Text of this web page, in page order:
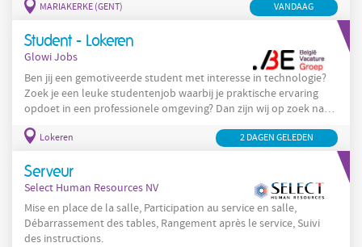
voornaamste taak als HR
secretariaat.
Je zorgt voor een tijdige en correcte
MARIAKERKE (GENT) VANDAAG
Student - Lokeren
Glowi Jobs
Ben jij een gemotiveerde student met interesse in technologie?
Zoek je een leuke studentenjob waarbij je praktische ervaring
opdoet in een professionele omgeving? Dan zijn wij op zoek naar
onderwijs
- en technologiesector zoeken we studenten die willen
digitale apparatuur voor eindgebruikers. Je taken kunnen onder
andere bestaan uit:
Lokeren 2 DAGEN GELEDEN
Serveur
Select Human Resources NV
Mise en place de la salle, Participation au service en salle,
Débarrassement des tables, Rangement après le service, Suivi
des instructions.